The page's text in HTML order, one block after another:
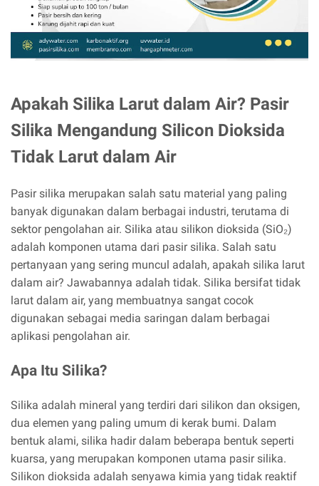
Apakah Silika Larut dalam Air? Pasir
Silika Mengandung Silicon Dioksida
Tidak Larut dalam Air
Pasir silika merupakan salah satu material yang paling
banyak digunakan dalam berbagai industri, terutama di
sektor pengolahan air. Silika atau silikon dioksida (SiO₂)
adalah komponen utama dari pasir silika. Salah satu
pertanyaan yang sering muncul adalah, apakah silika larut
dalam air? Jawabannya adalah tidak. Silika bersifat tidak
larut dalam air, yang membuatnya sangat cocok
digunakan sebagai media saringan dalam berbagai
aplikasi pengolahan air.
Apa Itu Silika?
Silika adalah mineral yang terdiri dari silikon dan oksigen,
dua elemen yang paling umum di kerak bumi. Dalam
bentuk alami, silika hadir dalam beberapa bentuk seperti
kuarsa, yang merupakan komponen utama pasir silika.
Silikon dioksida adalah senyawa kimia yang tidak reaktif